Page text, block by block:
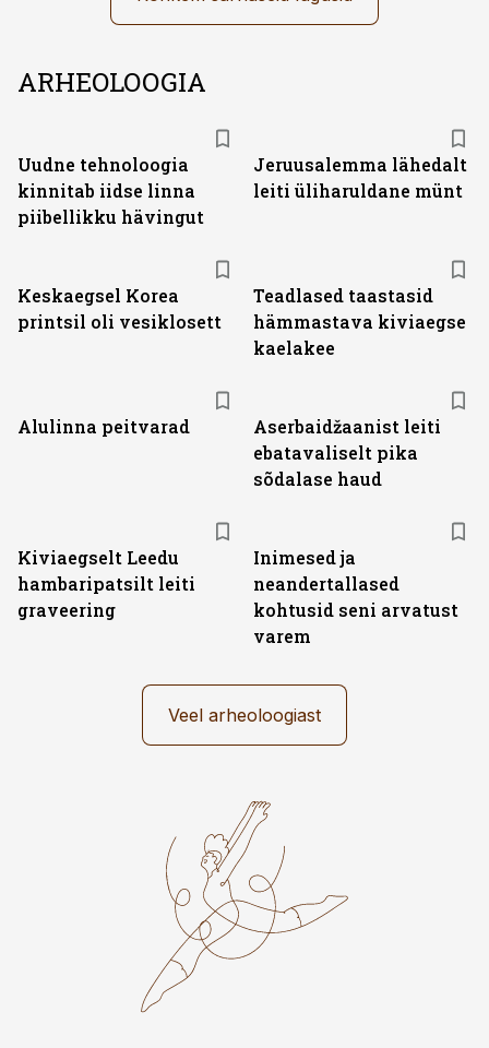
ARHEOLOOGIA
Uudne tehnoloogia
kinnitab iidse linna
piibellikku hävingut
Jeruusalemma lähedalt
leiti üliharuldane münt
Keskaegsel Korea
printsil oli vesiklosett
Teadlased taastasid
hämmastava kiviaegse
kaelakee
Alulinna peitvarad
Aserbaidžaanist leiti
ebatavaliselt pika
sõdalase haud
Kiviaegselt Leedu
hambaripatsilt leiti
graveering
Inimesed ja
neandertallased
kohtusid seni arvatust
varem
Veel arheoloogiast